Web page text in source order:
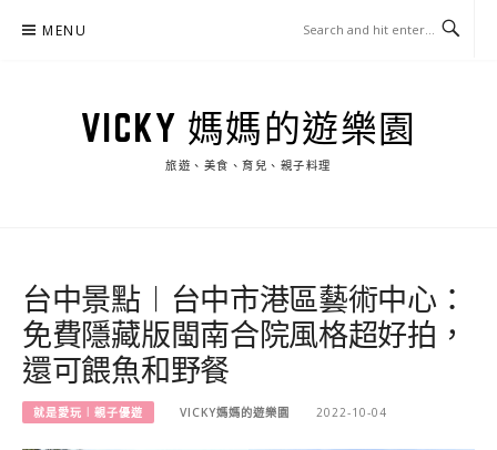
MENU
VICKY 媽媽的遊樂園
旅遊、美食、育兒、親子料理
台中景點︱台中市港區藝術中心：
免費隱藏版閩南合院風格超好拍，
還可餵魚和野餐
就是愛玩︱親子優遊 VICKY媽媽的遊樂園 2022-10-04